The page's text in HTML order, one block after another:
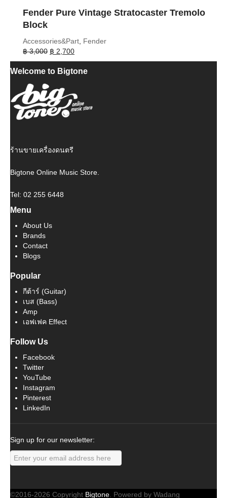
Fender Pure Vintage Stratocaster Tremolo
Block
Accessories&Part, Fender
฿3,000 Original
price
was:
฿ 2,700Current
price
is:
Welcome to Bigtone
ร้านขายเครื่องดนตรี
Bigtone Online Music Store.
Tel: 02 255 6448
Menu
About Us
Brands
Contact
Blogs
Popular
กีต้าร์ (Guitar)
เบส (Bass)
Amp
เอฟเฟค Effect
Follow Us
Facebook
Twitter
YouTube
Instagram
Pinterest
LinkedIn
Sign up for our newsletter:
©2016-2026 Copyright Bigtone. Powered by Wadang